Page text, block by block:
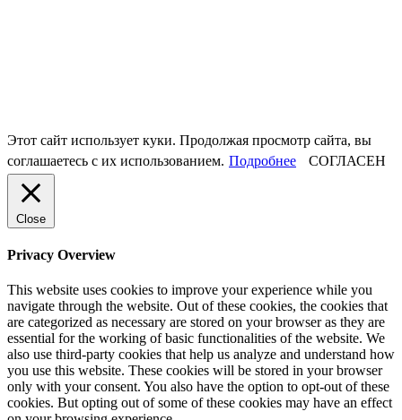
Этот сайт использует куки. Продолжая просмотр сайта, вы
соглашаетесь с их использованием. Подробнее СОГЛАСЕН
Close
Privacy Overview
This website uses cookies to improve your experience while you
navigate through the website. Out of these cookies, the cookies that
are categorized as necessary are stored on your browser as they are
essential for the working of basic functionalities of the website. We
also use third-party cookies that help us analyze and understand how
you use this website. These cookies will be stored in your browser
only with your consent. You also have the option to opt-out of these
cookies. But opting out of some of these cookies may have an effect